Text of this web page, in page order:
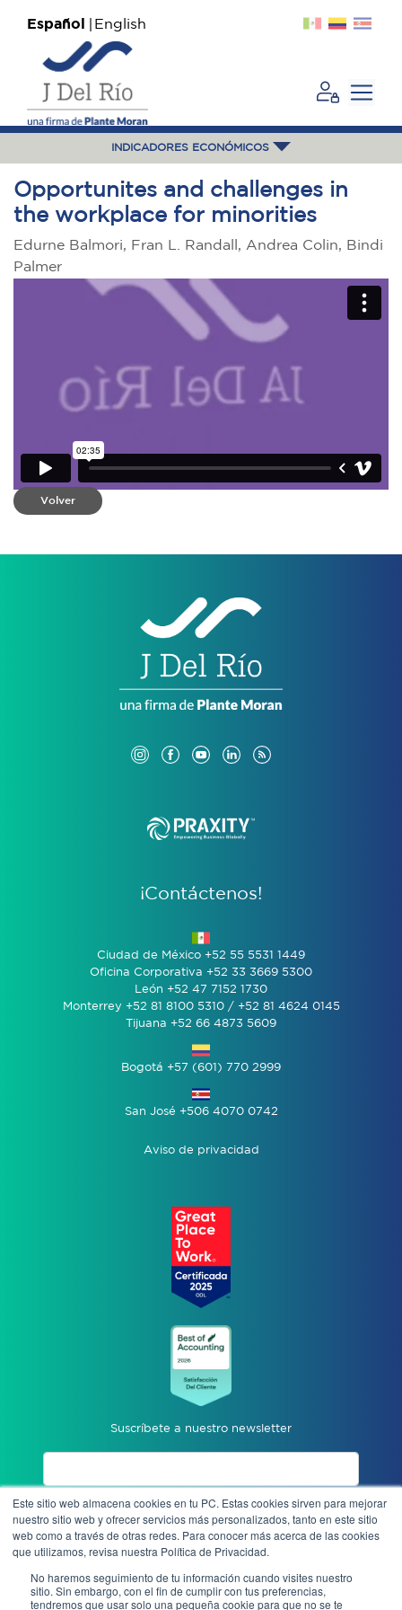
Este sitio web almacena cookies en tu PC. Estas cookies sirven para mejorar
nuestro sitio web y ofrecer servicios más personalizados, tanto en este sitio
web como a través de otras redes. Para conocer más acerca de las cookies
que utilizamos, revisa nuestra Política de Privacidad.
No haremos seguimiento de tu información cuando visites nuestro
sitio. Sin embargo, con el fin de cumplir con tus preferencias,
tendremos que usar solo una pequeña cookie para que no se te
Español English
INDICADORES ECONÓMICOS
Opportunites and challenges in
the workplace for minorities
Edurne Balmori, Fran L. Randall, Andrea Colin, Bindi
Palmer
Volver
¡Contáctenos!
Ciudad de México +52 55 5531 1449
Oficina Corporativa +52 33 3669 5300
León +52 47 7152 1730
Monterrey +52 81 8100 5310 / +52 81 4624 0145
Tijuana +52 66 4873 5609
Bogotá +57 (601) 770 2999
San José +506 4070 0742
Aviso de privacidad
Suscríbete a nuestro newsletter
Enviar